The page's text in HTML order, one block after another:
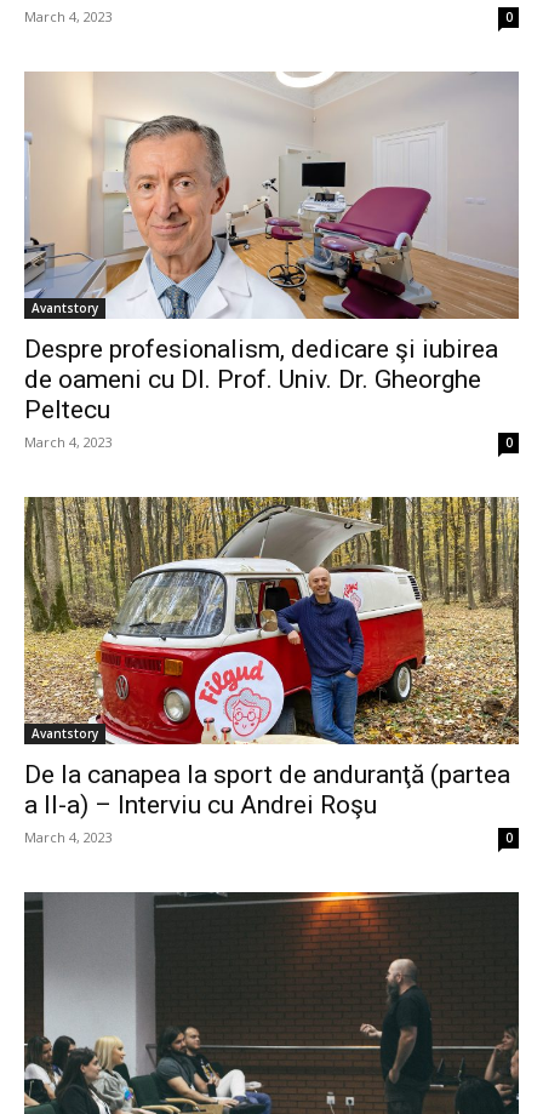
March 4, 2023 0
Avantstory
Despre profesionalism, dedicare şi iubirea
de oameni cu Dl. Prof. Univ. Dr. Gheorghe
Peltecu
March 4, 2023 0
Avantstory
De la canapea la sport de anduranţă (partea
a II-a) – Interviu cu Andrei Roşu
March 4, 2023 0